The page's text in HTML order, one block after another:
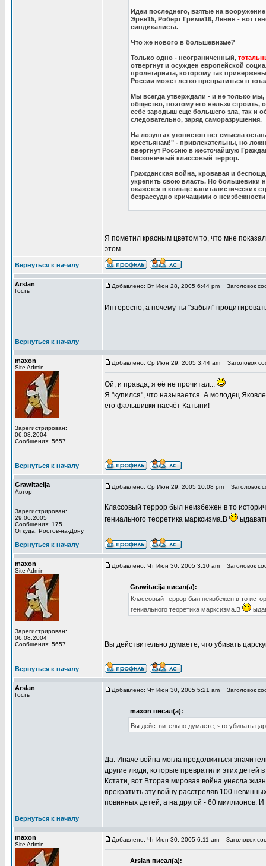
Идеи последнего, взятые на
Эрве15, Роберт Гримм16, Ленин - вот
синдикалиста.
Что же нового в большевизме?
Только одно - неограниченный,
отвергнут и осужден европейской
пролетариата, которому так
России может легко превратиться в
Мы всегда утверждали - и не только
общество, поэтому его нельзя строить,
себе зародыш еще большего зла, так и
следовательно, заряд саморазрушения.
На лозунгах утопистов нет смысла
крестьянам!" - привлекательны, но
ввергнут Россию в жесточайшую
бесконечный классовый террор.
Гражданская война, кровавая и
укрепить свою власть. Но большевики
окажется в кольце капиталистических
безрассудно кричащими о
Я пометил красным цветом то, что мне
этом...
Вернуться к началу
Arslan
Гость
Добавлено: Вт Июн 28, 2005 6:44 pm Заголовок
Интересно, а почему ты "забыл"
Вернуться к началу
maxon
Site Admin
Зарегистрирован:
06.08.2004
Сообщения: 5657
Добавлено: Ср Июн 29, 2005 3:44 am Заголовок
Ой, и правда, я её не прочитал...
Я "купился", что называется. А молодец
его фальшивки насчёт Катыни!
Вернуться к началу
Grawitacija
Автор
Зарегистрирован:
29.06.2005
Сообщения: 175
Откуда: Ростов-на-Дону
Добавлено: Ср Июн 29, 2005 10:08 pm Заголовок
Классовый террор был неизбежен в то
гениального теоретика марксизма.В
Вернуться к началу
maxon
Site Admin
Зарегистрирован:
06.08.2004
Сообщения: 5657
Добавлено: Чт Июн 30, 2005 3:10 am Заголовок
Grawitacija писал(а):
Классовый террор был неизбежен в то
гениального теоретика марксизма.В
Вы действительно думаете, что убивать
Вернуться к началу
Arslan
Гость
Добавлено: Чт Июн 30, 2005 5:21 am Заголовок
maxon писал(а):
Вы действительно думаете, что убивать
Да. Иначе война могла продолжиться
другие люди, которые превратили этих детей
Кстати, вот Вторая мировая война унесла
прекратить эту войну расстреляв 100
повинных детей, а на другой - 60 миллионов. И
Вернуться к началу
maxon
Site Admin
Добавлено: Чт Июн 30, 2005 6:11 am Заголовок
Arslan писал(а):